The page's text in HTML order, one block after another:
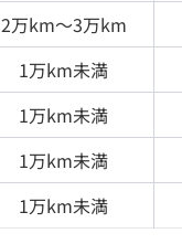
2万km〜3万km
1万km未満
1万km未満
1万km未満
1万km未満